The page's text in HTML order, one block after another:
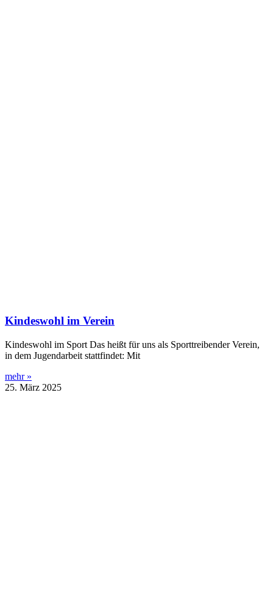
Kindeswohl im Verein
Kindeswohl im Sport Das heißt für uns als Sporttreibender Verein,
in dem Jugendarbeit stattfindet: Mit
mehr »
25. März 2025